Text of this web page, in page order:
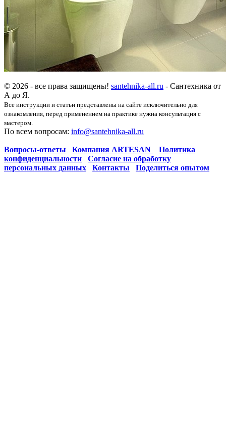
© 2026 - все права защищены! santehnika-all.ru - Сантехника от
А до Я.
Все инструкции и статьи представлены на сайте исключительно для
ознакомления, перед применением на практике нужна консультация с
мастером.
По всем вопросам: info@santehnika-all.ru
Вопросы-ответы Компания ARTESAN
Политика
конфиденциальности
Согласие на обработку
персональных данных
Контакты Поделиться опытом